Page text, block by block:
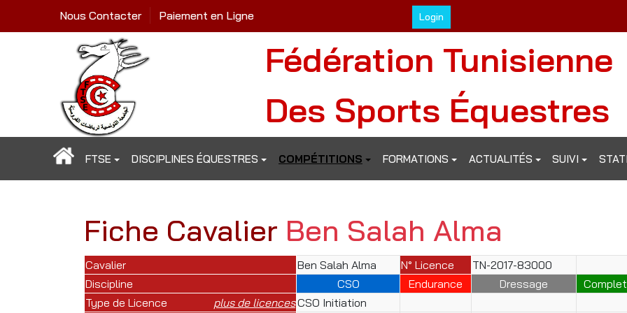
Login
Nous Contacter Paiement en Ligne
Fédération Tunisienne
Des Sports Équestres
FTSE DISCIPLINES ÉQUESTRES COMPÉTITIONS FORMATIONS ACTUALITÉS SUIVI
Fiche Cavalier Ben Salah Alma
Cavalier Ben Salah Alma N° Licence
TN-2017-83000
Discipline
CSO Endurance Dressage Complet
Type de Licence
plus de licencesCSO Initiation